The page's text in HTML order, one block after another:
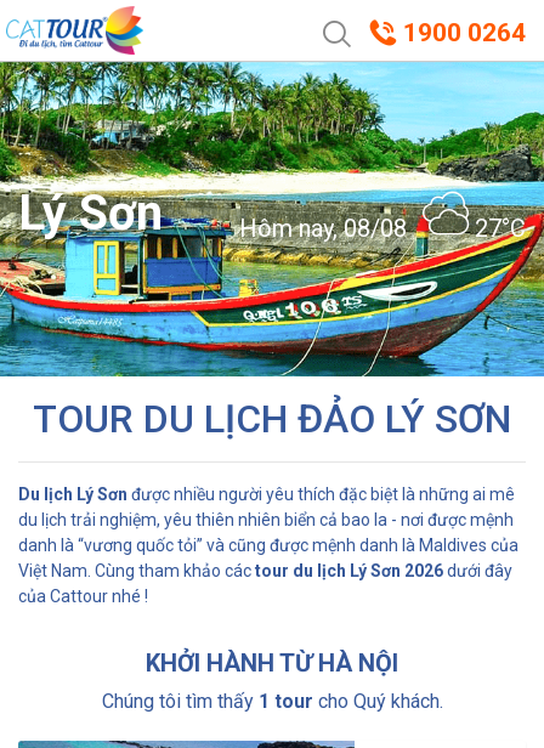
1900 0264
Lý Sơn Hôm nay, 08/08 27°C
TOUR DU LỊCH ĐẢO LÝ SƠN
Du lịch Lý Sơn được nhiều người yêu thích đặc biệt là những ai mê
du lịch trải nghiệm, yêu thiên nhiên biển cả bao la - nơi được mệnh
danh là “vương quốc tỏi” và cũng được mệnh danh là Maldives của
Việt Nam. Cùng tham khảo cáctour du lịch Lý Sơn 2026dưới đây
của Cattour nhé !
KHỞI HÀNH TỪ HÀ NỘI
Chúng tôi tìm thấy 1 tour cho Quý khách.